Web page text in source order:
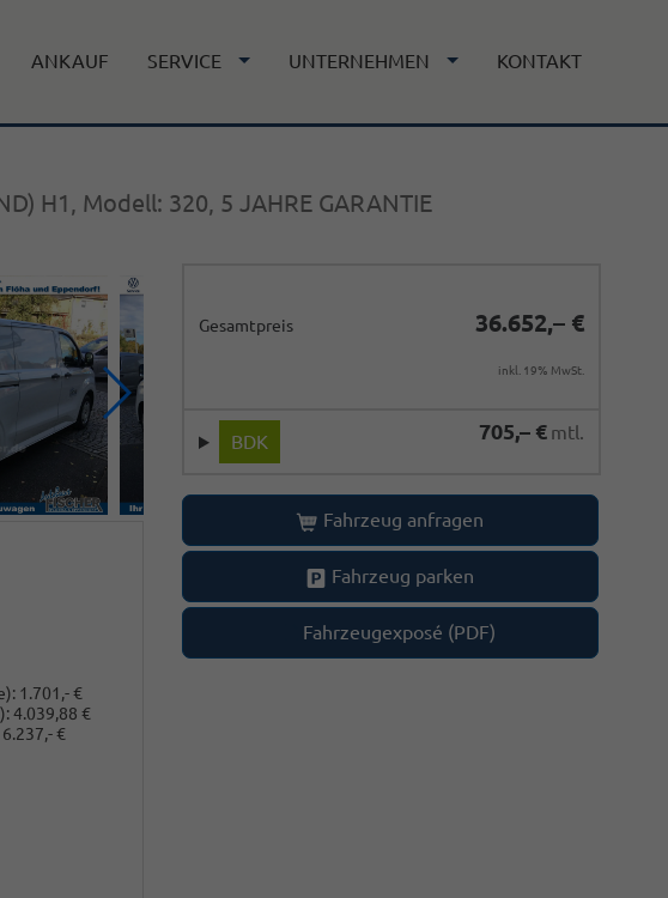
ANKAUF SERVICE UNTERNEHMEN KONTAKT
H1, Modell: 320, 5 JAHRE GARANTIE
Gesamtpreis 36.652,– €
inkl. 19% MwSt.
705,– € mtl.
BDK
Fahrzeug anfragen
Fahrzeug parken
Fahrzeugexposé (PDF)
: 1.701,- €
:4.039,88 €
6.237,- €